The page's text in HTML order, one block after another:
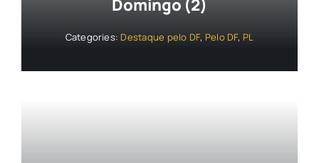
Domingo (2)
Categories: Destaque pelo DF, Pelo DF, PL